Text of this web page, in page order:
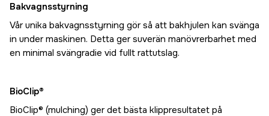
Bakvagnsstyrning
Vår unika bakvagnsstyrning gör så att bakhjulen kan svänga
in under maskinen. Detta ger suverän manövrerbarhet med
en minimal svängradie vid fullt rattutslag.
BioClip®
BioClip® (mulching) ger det bästa klippresultatet på